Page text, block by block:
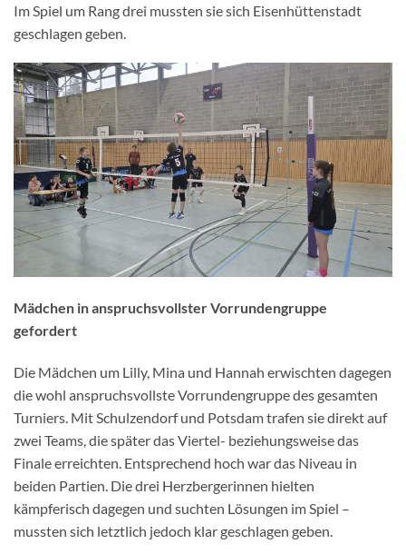
Im Spiel um Rang drei mussten sie sich Eisenhüttenstadt
geschlagen geben.
Mädchen in anspruchsvollster Vorrundengruppe
gefordert
Die Mädchen um Lilly, Mina und Hannah erwischten dagegen
die wohl anspruchsvollste Vorrundengruppe des gesamten
Turniers. Mit Schulzendorf und Potsdam trafen sie direkt auf
zwei Teams, die später das Viertel- beziehungsweise das
Finale erreichten. Entsprechend hoch war das Niveau in
beiden Partien. Die drei Herzbergerinnen hielten
kämpferisch dagegen und suchten Lösungen im Spiel –
mussten sich letztlich jedoch klar geschlagen geben.